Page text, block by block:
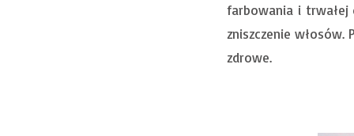
farbowania i trwałej
zniszczenie
zdrowe.